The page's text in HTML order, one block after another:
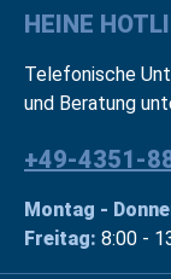
HEINE
Telefonische
und Beratung
+49-4351-
Montag -
Freitag: 8:00 -